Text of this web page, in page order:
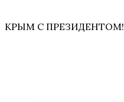
КРЫМ С ПРЕЗИДЕНТОМ!